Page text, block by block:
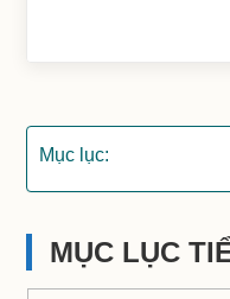
Mục lục:
MỤC LỤC